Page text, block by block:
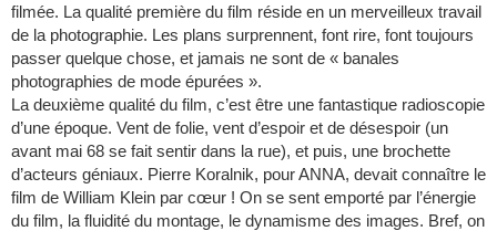
filmée. La qualité première du film réside en un merveilleux travail
de la photographie. Les plans surprennent, font rire, font toujours
passer quelque chose, et jamais ne sont de « banales
photographies de mode épurées ».
La deuxième qualité du film, c’est être une fantastique radioscopie
d’une époque. Vent de folie, vent d’espoir et de désespoir (un
avant mai 68 se fait sentir dans la rue), et puis, une brochette
d’acteurs géniaux. Pierre Koralnik, pour ANNA, devait connaître le
film de William Klein par cœur ! On se sent emporté par l’énergie
du film, la fluidité du montage, le dynamisme des images. Bref, on